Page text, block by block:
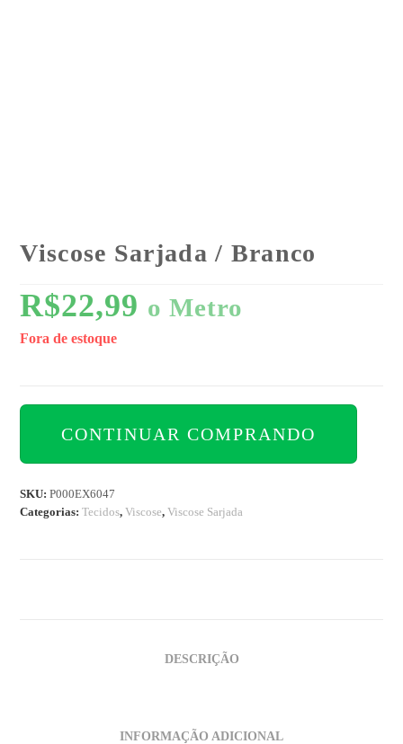
Viscose Sarjada / Branco
R$22,99 o Metro
Fora de estoque
CONTINUAR COMPRANDO
SKU:P000EX6047
Categorias:Tecidos,Viscose,Viscose Sarjada
DESCRIÇÃO
INFORMAÇÃO ADICIONAL